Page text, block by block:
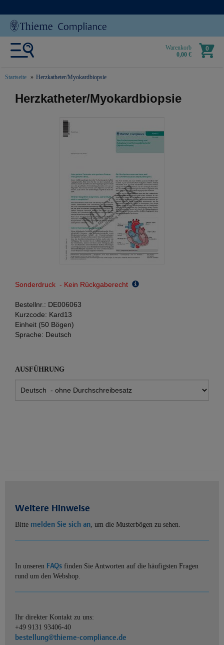
Warenkorb
0,00 €
0
Startseite Herzkatheter/Myokardbiopsie
text.skipToContent
text.skipToNavigation
Herzkatheter/Myokardbiopsie
Sonderdruck - Kein Rückgaberecht
Bestellnr.: DE006063
Kurzcode: Kard13
Einheit (50 Bögen)
Sprache: Deutsch
AUSFÜHRUNG
Weitere Hinweise
Bitte melden Sie sich an, um die Musterbögen zu sehen.
In unseren FAQs finden Sie Antworten auf die häufigsten Fragen
rund um den Webshop.
Ihr direkter Kontakt zu uns:
+49 9131 93406-40
bestellung@thieme-compliance.de